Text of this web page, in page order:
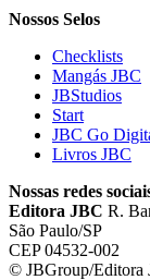
Nossos Selos
Checklists
Mangás JBC
JBStudios
Start
JBC Go
Livros JBC
Nossas redes
Editora JBC R.
São Paulo/SP
CEP 04532-002
© JBGroup/Editora